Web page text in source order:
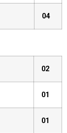
04
02
01
01